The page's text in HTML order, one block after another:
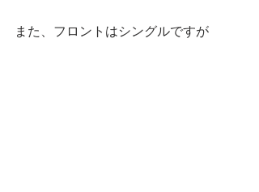
また、フロントはシングルですが